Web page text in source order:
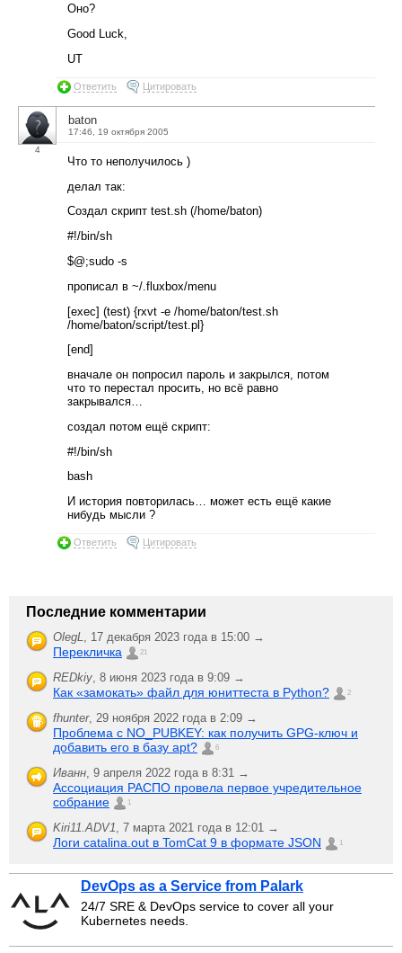
Оно?
Good Luck,
UT
Ответить Цитировать
4
baton
17:46, 19 октября 2005
Что то неполучилось )
делал так:
Создал скрипт test.sh (/home/baton)
#!/bin/sh
$@;sudo -s
прописал в ~/.fluxbox/menu
[exec] (test) {rxvt -e /home/baton/test.sh
/home/baton/script/test.pl}
[end]
вначале он попросил пароль и закрылся, потом
что то перестал просить, но всё равно
закрывался…
создал потом ещё скрипт:
#!/bin/sh
bash
И история повторилась… может есть ещё какие
нибудь мысли ?
Ответить Цитировать
Последние комментарии
OlegL, 17 декабря 2023 года в 15:00 →
Перекличка 21
REDkiy, 8 июня 2023 года в 9:09 →
Как «замокать» файл для юниттеста в Python? 2
fhunter, 29 ноября 2022 года в 2:09 →
Проблема с NO_PUBKEY: как получить GPG-ключ и
добавить его в базу apt?
6
Иванн, 9 апреля 2022 года в 8:31 →
Ассоциация РАСПО провела первое учредительное
собрание
1
Kiri11.ADV1, 7 марта 2021 года в 12:01 →
Логи catalina.out в TomCat 9 в формате JSON 1
DevOps as a Service from Palark
24/7 SRE & DevOps service to cover all your
Kubernetes needs.